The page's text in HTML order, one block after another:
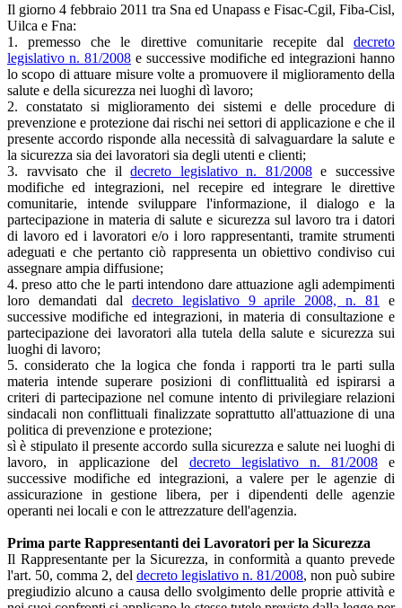
Il giorno 4 febbraio 2011 tra Sna ed Unapass e Fisac-Cgil, Fiba-Cisl,
Uilca e Fna:
1. premesso che le direttive comunitarie recepite dal decreto
legislativo n. 81/2008 e successive modifiche ed integrazioni hanno
lo scopo di attuare misure volte a promuovere il miglioramento della
salute e della sicurezza nei luoghi dì lavoro;
2. constatato si miglioramento dei sistemi e delle procedure di
prevenzione e protezione dai rischi nei settori di applicazione e che il
presente accordo risponde alla necessità di salvaguardare la salute e
la sicurezza sia dei lavoratori sia degli utenti e clienti;
3. ravvisato che ildecreto legislativo n. 81/2008e successive
modifiche ed integrazioni, nel recepire ed integrare le direttive
comunitarie, intende sviluppare l'informazione, il dialogo e la
partecipazione in materia di salute e sicurezza sul lavoro tra i datori
di lavoro ed i lavoratori e/o i loro rappresentanti, tramite strumenti
adeguati e che pertanto ciò rappresenta un obiettivo condiviso cui
assegnare ampia diffusione;
4. preso atto che le parti intendono dare attuazione agli adempimenti
loro demandati dal decreto legislativo 9 aprile 2008, n. 81
e
successive modifiche ed integrazioni, in materia di consultazione e
partecipazione dei lavoratori alla tutela della salute e sicurezza sui
luoghi di lavoro;
5. considerato che la logica che fonda i rapporti tra le parti sulla
materia intende superare posizioni di conflittualità ed ispirarsi a
criteri di partecipazione nel comune intento di privilegiare relazioni
sindacali non conflittuali finalizzate soprattutto all'attuazione di una
politica di prevenzione e protezione;
sì è stipulato il presente accordo sulla sicurezza e salute nei luoghi di
lavoro, in applicazione del decreto legislativo n. 81/2008e
successive modifiche ed integrazioni, a valere per le agenzie di
assicurazione in gestione libera, per i dipendenti delle agenzie
operanti nei locali e con le attrezzature dell'agenzia.
Prima parte Rappresentanti dei Lavoratori per la Sicurezza
Il Rappresentante per la Sicurezza, in conformità a quanto prevede
l'art. 50, comma 2, del decreto legislativo n. 81/2008, non può subire
pregiudizio alcuno a causa dello svolgimento delle proprie attività e